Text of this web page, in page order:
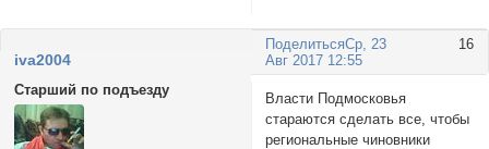
Поделиться 16
Ср, 23
Авг 2017 12:55
iva2004
Старший по подъезду
Власти Подмосковья
стараются сделать все, чтобы
региональные чиновники